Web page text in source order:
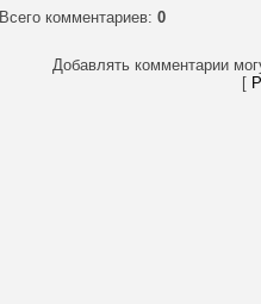
Всего комментариев: 0
Добавлять комментарии
[